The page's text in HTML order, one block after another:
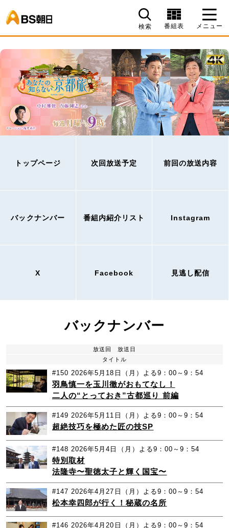
検索 番組表 メニュー
トップページ 次回放送予定 前回の放送内容
バックナンバー 番組内紹介リスト Instagram
X Facebook 見逃し配信
バックナンバー
放送回
放送日
タイトル
#150 2026年5月18日（月）よる9：00～9：54
羽鳥慎一を玉川徹がおもてなし！
二人の“とっておき”古都巡り 前編
#149 2026年5月11日（月）よる9：00～9：54
超絶技巧を極めた匠の技SP
#148 2026年5月4日（月）よる9：00～9：54
特別取材
法隆寺〜聖徳太子と輝く国宝〜
#147 2026年4月27日（月）よる9：00～9：54
松本幸四郎が行く！秘蔵の名所
#146 2026年4月20日（月）よる9：00～9：54